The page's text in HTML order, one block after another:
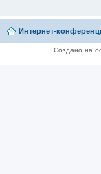
Интернет-
Создано на